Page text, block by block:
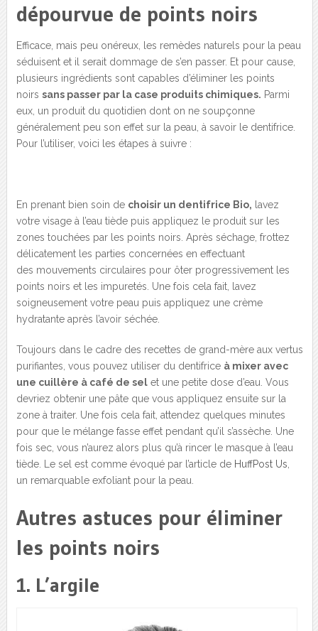
dépourvue de points noirs
Efficace, mais peu onéreux, les remèdes naturels pour la peau
séduisent et il serait dommage de s’en passer. Et pour cause,
plusieurs ingrédients sont capables d’éliminer les points
noirs sans passer par la case produits chimiques. Parmi
eux, un produit du quotidien dont on ne soupçonne
généralement peu son effet sur la peau, à savoir le dentifrice.
Pour l’utiliser, voici les étapes à suivre :
En prenant bien soin de choisir un dentifrice Bio, lavez
votre visage à l’eau tiède puis appliquez le produit sur les
zones touchées par les points noirs. Après séchage, frottez
délicatement les parties concernées en effectuant
des mouvements circulaires pour ôter progressivement les
points noirs et les impuretés. Une fois cela fait, lavez
soigneusement votre peau puis appliquez une crème
hydratante après l’avoir séchée.
Toujours dans le cadre des recettes de grand-mère aux vertus
purifiantes, vous pouvez utiliser du dentifrice à mixer avec
une cuillère à café de selet une petite dose d’eau. Vous
devriez obtenir une pâte que vous appliquez ensuite sur la
zone à traiter. Une fois cela fait, attendez quelques minutes
pour que le mélange fasse effet pendant qu’il s’assèche. Une
fois sec, vous n’aurez alors plus qu’à rincer le masque à l’eau
tiède. Le sel est comme évoqué par l’article de HuffPost Us,
un remarquable exfoliant pour la peau.
Autres astuces pour éliminer
les points noirs
1. L’argile